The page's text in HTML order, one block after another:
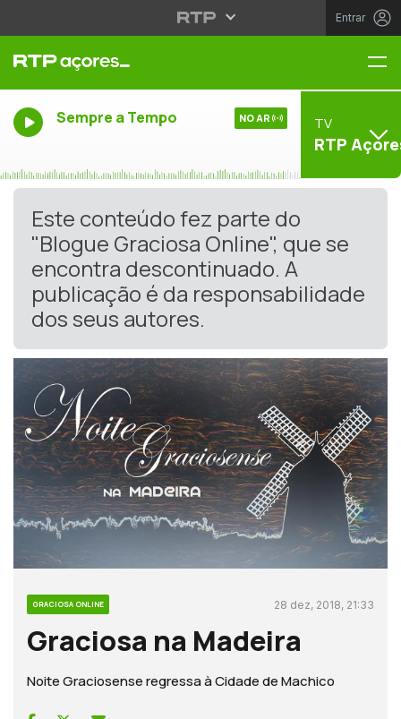
Entrar
Sempre a Tempo NO AR TV
RTP
Este conteúdo fez parte do
"Blogue Graciosa Online", que se
encontra descontinuado. A
publicação é da responsabilidade
dos seus autores.
GRACIOSA ONLINE 28 dez, 2018, 21:33
Graciosa na Madeira
Noite Graciosense regressa à Cidade de Machico